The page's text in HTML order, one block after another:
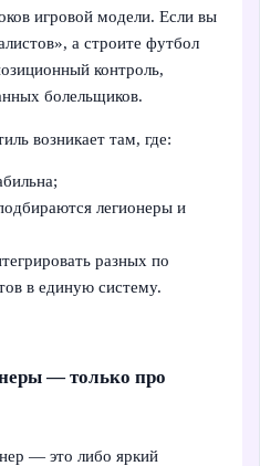
игровой модели. Если вы
а строите футбол
контроль,
болельщиков.
возникает там, где:
легионеры и
разных по
в единую систему.
— только про
— это либо яркий